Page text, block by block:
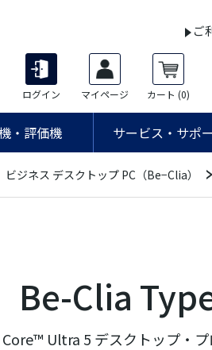
ご
ログイン マイページ カート (0)
・評価機 サービス・サポ
ビジネス デスクトップ PC（Be−Clia）
Be-Clia
Ultra 5 デスクトップ・